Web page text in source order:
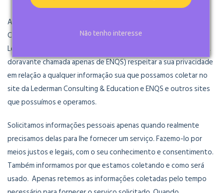
Não tenho interesse
A sua privacidade é importante para nós. É política da Lederman
Consulting & Education (doravante chamada apenas de
Lederman) e da ENQS (Escola Nacional de Qualidade de Serviços,
doravante chamada apenas de ENQS) respeitar a sua privacidade
em relação a qualquer informação sua que possamos coletar no
site da Lederman Consulting & Education e ENQS e outros sites
que possuímos e operamos.
Solicitamos informações pessoais apenas quando realmente
precisamos delas para lhe fornecer um serviço. Fazemo-lo por
meios justos e legais, com o seu conhecimento e consentimento.
Também informamos por que estamos coletando e como será
usado. Apenas retemos as informações coletadas pelo tempo